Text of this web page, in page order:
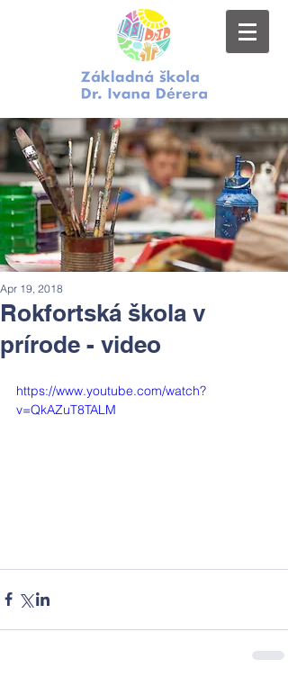
Rokfortská škola v
prírode - video
Apr 19, 2018
https://www.youtube.com/watch?
v=QkAZuT8TALM